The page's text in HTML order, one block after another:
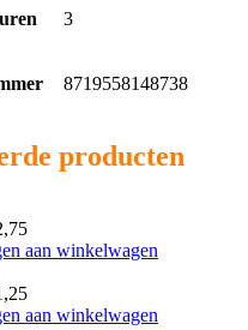
3
8719558148738
producten
aan winkelwagen
aan winkelwagen